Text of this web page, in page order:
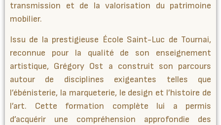
transmission et de la valorisation du patrimoine
mobilier.
Issu de la prestigieuse École Saint-Luc de Tournai,
reconnue pour la qualité de son enseignement
artistique, Grégory Ost a construit son parcours
autour de disciplines exigeantes telles que
l’ébénisterie, la marqueterie, le design et l’histoire de
l’art. Cette formation complète lui a permis
d’acquérir une compréhension approfondie des